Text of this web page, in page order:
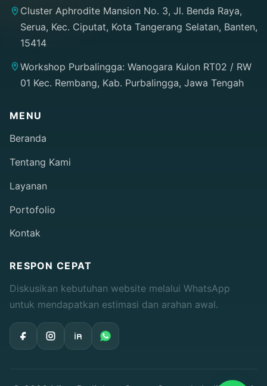
Cluster Aphrodite Mansion No. 3, Jl. Benda Raya,
Serua, Kec. Ciputat, Kota Tangerang Selatan, Banten,
15414
Workshop Purbalingga: Wanogara Kulon RT02 / RW
01 Kec. Rembang, Kab. Purbalingga, Jawa Tengah
MENU
Beranda
Tentang Kami
Layanan
Portofolio
Kontak
RESPON CEPAT
Diskusikan kebutuhan website melalui WhatsApp
untuk mendapatkan estimasi dan arahan awal.